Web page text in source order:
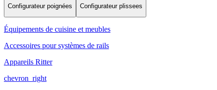
Configurateur poignées Configurateur plissees
Équipements de cuisine et meubles
Accessoires pour systèmes de rails
Appareils Ritter
chevron_right